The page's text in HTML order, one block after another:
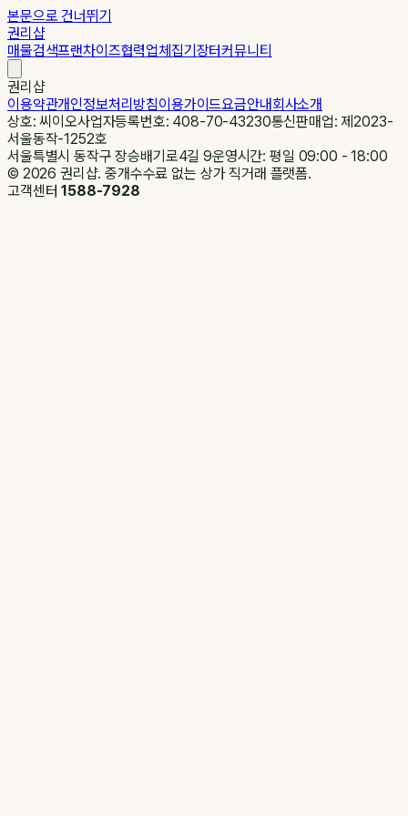
본문으로 건너뛰기
권리샵
매물검색프랜차이즈협력업체집기장터커뮤니티
권리샵
이용약관개인정보처리방침이용가이드요금안내회사소개
상호: 씨이오사업자등록번호: 408-70-43230통신판매업: 제2023-
서울동작-1252호
서울특별시 동작구 장승배기로4길 9운영시간: 평일 09:00 - 18:00
© 2026 권리샵. 중개수수료 없는 상가 직거래 플랫폼.
고객센터1588-7928